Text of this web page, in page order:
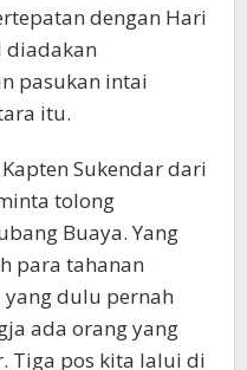
dengan Hari
diadakan
pasukan intai
itu.
Sukendar dari
tolong
Buaya. Yang
para tahanan
dulu pernah
ada orang yang
Tiga pos kita lalui di